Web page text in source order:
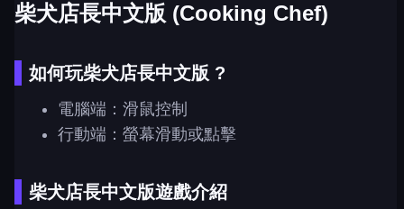
柴犬店長中文版 (Cooking Chef)
如何玩柴犬店長中文版 ?
電腦端：滑鼠控制
行動端：螢幕滑動或點擊
柴犬店長中文版遊戲介紹